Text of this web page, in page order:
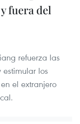
fuera del
refuerza las
los
el extranjero